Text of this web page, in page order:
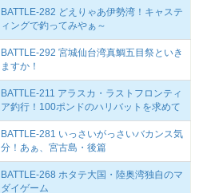
BATTLE-282 どえりゃあ伊勢湾！キャステ
ィングで釣ってみやぁ～
BATTLE-292 宮城仙台湾真鯛五目祭といき
ますか！
BATTLE‐211 アラスカ・ラストフロンティ
ア釣行！100ポンドのハリバットを求めて
BATTLE-281 いっさいがっさいバカンス気
分！あぁ、宮古島・後篇
BATTLE-268 ホタテ大国・陸奥湾独自のマ
ダイゲーム